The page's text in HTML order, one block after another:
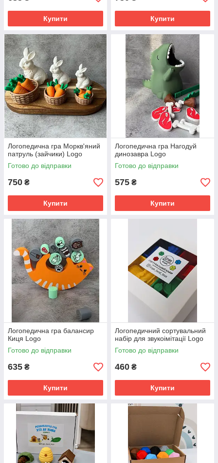
Купити Купити
Логопедична гра Моркв'яний
патруль (зайчики) Logo
Готово до відправки
750 ₴
Купити
Логопедична гра Нагодуй
динозавра Logo
Готово до відправки
575 ₴
Купити
Логопедична гра балансир
Киця Logo
Готово до відправки
635 ₴
Купити
Логопедичний сортувальний
набір для звукоімітації Logo
Готово до відправки
460 ₴
Купити